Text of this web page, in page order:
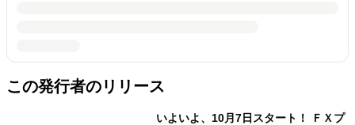
この発行者のリリース
いよいよ、10月7日スタート！ ＦＸプ